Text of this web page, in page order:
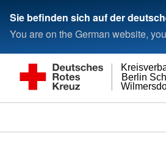
Sie befinden sich auf der
You are on the German website,
Berlin